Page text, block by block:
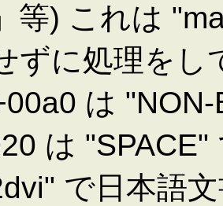
等) これは
ずに処理をし
は
は "SPACE"
で日本語